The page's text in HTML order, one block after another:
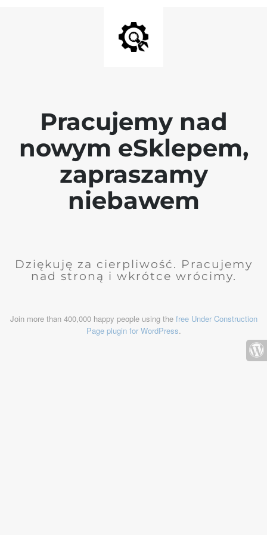
Pracujemy nad
nowym eSklepem,
zapraszamy
niebawem
Dziękuję za cierpliwość. Pracujemy
nad stroną i wkrótce wrócimy.
Join more than 400,000 happy people using the free Under Construction
Page plugin for WordPress.